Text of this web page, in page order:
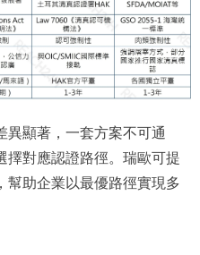
異顯著，一套方案不可通
擇對應認證路徑。瑞歐可提
幫助企業以最優路徑實現多